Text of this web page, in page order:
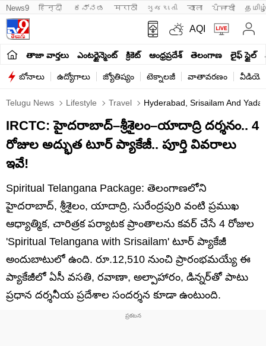
News9 हिन्दी ಕನ್ನಡ मराठी ગુજરાતી বাংলা ਪੰਜਾਬੀ
AQI
తాజా వార్తలు ఎంటర్టైన్మెంట్ క్రికెట్ ఆంధ్రప్రదేశ్ తెలంగాణ లైఫ్ స్టైల్
బోనాలు ఉద్యోగాలు జ్యోతిష్యం టెక్నాలజీ వాతావరణం
Telugu News Lifestyle Travel Hyderabad, Srisailam And
IRCTC: హైదరాబాద్–శ్రీశైలం–యాదాద్రి దర్శనం.. 4
రోజుల అద్భుత టూర్ ప్యాకేజీ.. పూర్తి వివరాలు
ఇవే!
Spiritual Telangana Package: తెలంగాణలోని
హైదరాబాద్, శ్రీశైలం, యాదాద్రి, సురేంద్రపురి వంటి ప్రముఖ
ఆధ్యాత్మిక, చారిత్రక పర్యాటక ప్రాంతాలను కవర్ చేసే 4 రోజుల
'Spiritual Telangana with Srisailam' టూర్ ప్యాకేజీ
అందుబాటులో ఉంది. రూ.12,510 నుంచి ప్రారంభమయ్యే ఈ
ప్యాకేజీలో ఏసీ వసతి, రవాణా, అల్పాహారం, డిన్నర్‌తో పాటు
ప్రధాన దర్శనీయ ప్రదేశాల సందర్శన కూడా ఉంటుంది.